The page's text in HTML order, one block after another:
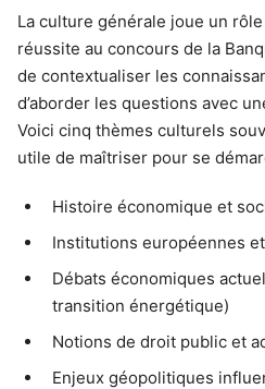
La culture générale joue un
réussite au concours de la
de contextualiser les
d’aborder les questions avec
Voici cinq thèmes culturels
utile de maîtriser pour se
Histoire économique et
Institutions européennes
Débats économiques
transition énergétique)
Notions de droit public et
Enjeux géopolitiques